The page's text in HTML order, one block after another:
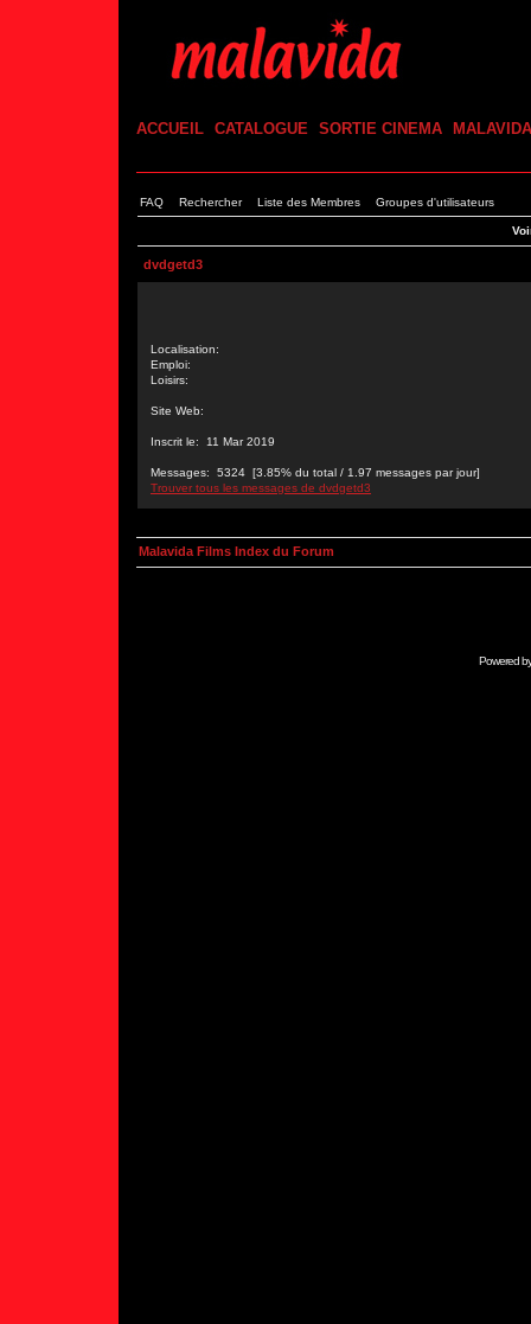
ACCUEIL CATALOGUE SORTIE CINEMA MALAVIDA
FAQ Rechercher Liste des Membres Groupes d'utilisateurs
dvdgetd3
Localisation:
Emploi:
Loisirs:
Site Web:
Inscrit le: 11 Mar 2019
Messages: 5324 [3.85% du total / 1.97 messages par jour]
Trouver tous les messages de dvdgetd3
Malavida Films Index du Forum
Powered